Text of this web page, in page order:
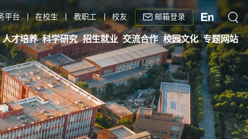
平台 在校生 教职工 校友 邮箱登录
人才培养 科学研究 招生就业 交流合作 校园文化 专题网站